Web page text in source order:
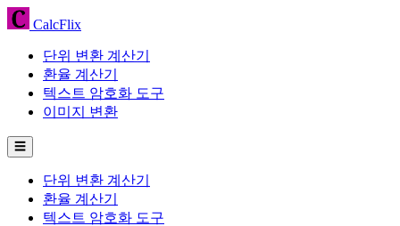
CalcFlix
단위 변환 계산기
환율 계산기
텍스트 암호화 도구
이미지 변환
☰
단위 변환 계산기
환율 계산기
텍스트 암호화 도구